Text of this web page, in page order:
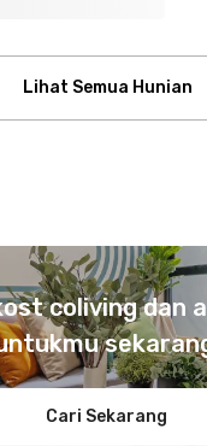
Lihat Semua Hunian
coliving dan
Cari Sekarang